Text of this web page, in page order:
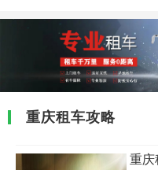
重庆租车攻略
重庆